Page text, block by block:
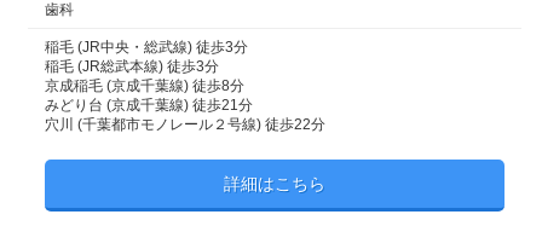
歯科
稲毛 (JR中央・総武線) 徒歩3分
稲毛 (JR総武本線) 徒歩3分
京成稲毛 (京成千葉線) 徒歩8分
みどり台 (京成千葉線) 徒歩21分
穴川 (千葉都市モノレール２号線) 徒歩22分
詳細はこちら